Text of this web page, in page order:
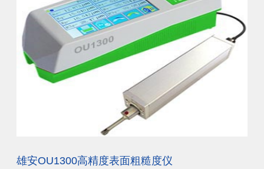
雄安OU1300高精度表面粗糙度仪